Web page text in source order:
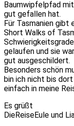
Baumwipfelpfad
gut gefallen hat.
Für Tasmanien gibt
Short Walks of
gelaufen und sie
gut ausgeschildert.
Besonders schön
bin ich nicht bis
einfach in meine
Es grüßt
DieReiseEule und